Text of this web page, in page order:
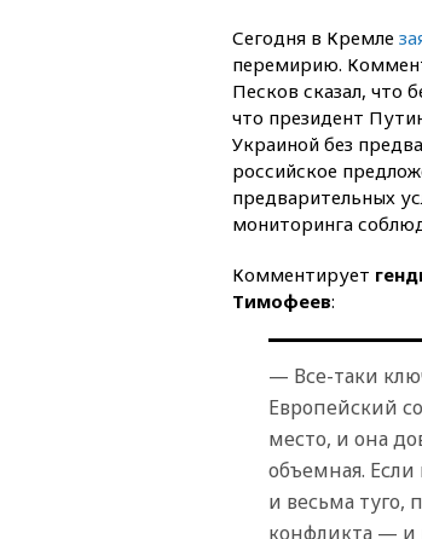
Сегодня в Кремле
перемирию.
Песков сказал, что
что президент
Украиной без
российское
предварительных
мониторинга
Комментирует
Тимофеев:
— Все-таки
Европейский
место, и она
объемная.
и весьма туго,
конфликта — и